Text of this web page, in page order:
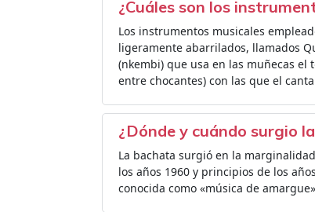
¿Cuáles son los
Los instrumentos musicales
ligeramente abarrilados, llamados
(nkembi) que usa en las muñecas
entre chocantes) con las que el
¿Dónde y cuándo surgio
La bachata surgió en la
los años 1960 y principios de los
conocida como «música de